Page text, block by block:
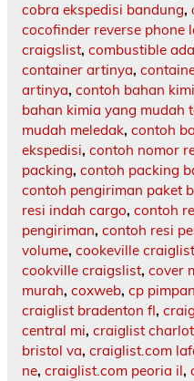
cobra ekspedisi bandung,
cocofinder reverse phone
craigslist, combustible
container artinya,
artinya, contoh bahan
bahan kimia yang mudah
mudah meledak, contoh
ekspedisi, contoh nomor
packing, contoh packing
contoh pengiriman paket
resi indah cargo, contoh
pengiriman, contoh resi
volume, cookeville craiglist
cookville craigslist, cover
murah, coxweb, cp
craiglist bradenton fl,
central mi, craiglist
bristol va, craiglist.com
ne, craiglist.com peoria il,